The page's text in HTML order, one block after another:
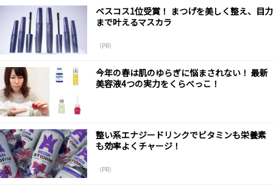
ベスコス1位受賞！ まつげを美しく整え、目力
まで叶えるマスカラ
（PR）
今年の春は肌のゆらぎに悩まされない！ 最新
美容液4つの実力をくらべっこ！
整い系エナジードリンクでビタミンも栄養素
も効率よくチャージ！
（PR）